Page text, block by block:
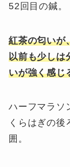
52回目の鍼。
紅茶の匂いが
以前も少しは
いが強く感じ
ハーフマラソ
くらはぎの後
囲。